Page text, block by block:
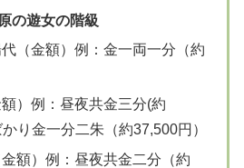
の遊女の階級
（金額）例：金一両一分（約
）例：昼夜共金三分(約
り金一分二朱（約37,500円）
額）例：昼夜共金二分（約